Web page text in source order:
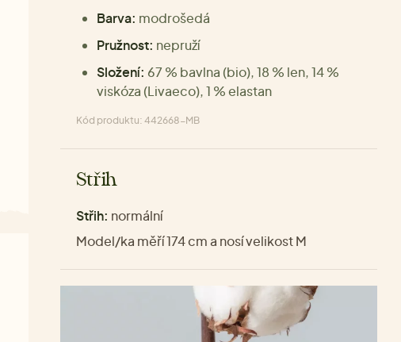
Barva: modrošedá
Pružnost: nepruží
Složení: 67 % bavlna (bio), 18 % len, 14 %
viskóza (Livaeco), 1 % elastan
Kód produktu: 442668-MB
Střih
Střih: normální
Model/ka měří 174 cm a nosí velikost M